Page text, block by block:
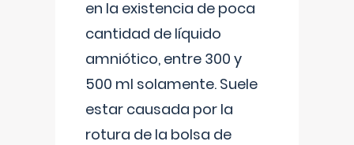
en la existencia de poca
cantidad de líquido
amniótico, entre 300 y
500 ml solamente. Suele
estar causada por la
rotura de la bolsa de